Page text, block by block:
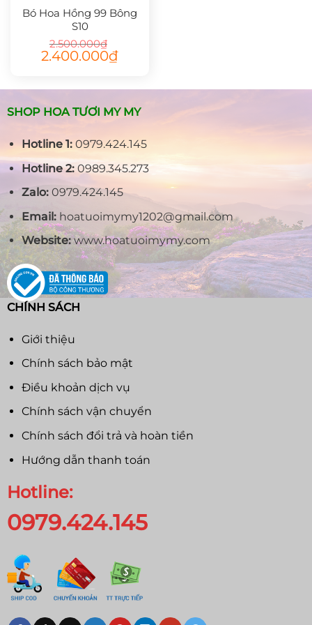
Bó Hoa Hồng 99 Bông
S10
2.500.000₫
Giá
gốc
2.400.000₫Giá
2.400.000₫.
SHOP HOA TƯƠI MY MY
Hotline 1:0979.424.145
Hotline 2:0989.345.273
Zalo:0979.424.145
Email:hoatuoimymy1202@gmail.com
Website:www.hoatuoimymy.com
CHÍNH SÁCH
Giới thiệu
Chính sách bảo mật
Điều khoản dịch vụ
Chính sách vận chuyển
Chính sách đổi trả và hoàn tiền
Hướng dẫn thanh toán
Hotline:
0979.424.145